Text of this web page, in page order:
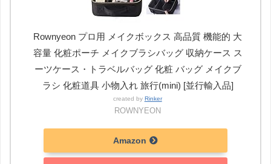
Rownyeon プロ用 メイクボックス 高品質 機能的 大
容量 化粧ポーチ メイクブラシバッグ 収納ケース ス
ーツケース・トラベルバッグ 化粧 バッグ メイクブ
ラシ 化粧道具 小物入れ 旅行(mini) [並行輸入品]
created by Rinker
ROWNYEON
Amazon